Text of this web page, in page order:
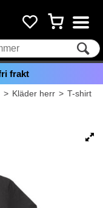
frakt
Kläder herr>T-shirt